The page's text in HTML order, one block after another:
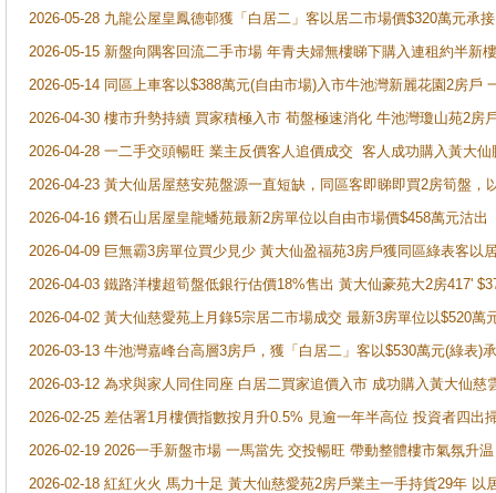
2026-05-28 九龍公屋皇鳳德邨獲「白居二」客以居二市場價$320萬元承接
2026-05-15 新盤向隅客回流二手市場 年青夫婦無樓睇下購入連租約半新
2026-05-14 同區上車客以$388萬元(自由市場)入市牛池灣新麗花園2房戶
2026-04-30 樓市升勢持續 買家積極入市 荀盤極速消化 牛池灣瓊山苑2房
2026-04-28 一二手交頭暢旺 業主反價客人追價成交 客人成功購入黃大
2026-04-23 黃大仙居屋慈安苑盤源一直短缺，同區客即睇即買2房筍盤，
2026-04-16 鑽石山居屋皇龍蟠苑最新2房單位以自由市場價$458萬元沽出
2026-04-09 巨無霸3房單位買少見少 黃大仙盈福苑3房戶獲同區綠表客以
2026-04-03 鐵路洋樓超筍盤低銀行估價18%售出 黃大仙豪苑大2房417'
2026-04-02 黃大仙慈愛苑上月錄5宗居二市場成交 最新3房單位以$520萬
2026-03-13 牛池灣嘉峰台高層3房戶，獲「白居二」客以$530萬元(綠表)
2026-03-12 為求與家人同住同座 白居二買家追價入市 成功購入黃大仙
2026-02-25 差估署1月樓價指數按月升0.5% 見逾一年半高位 投資者四
2026-02-19 2026一手新盤市場 一馬當先 交投暢旺 帶動整體樓市氣氛升
2026-02-18 紅紅火火 馬力十足 黃大仙慈愛苑2房戶業主一手持貨29年 以